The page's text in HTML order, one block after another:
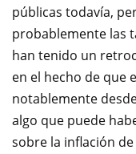
públicas todavía,
probablemente las
han tenido un
en el hecho de que
notablemente
algo que puede
sobre la inflación